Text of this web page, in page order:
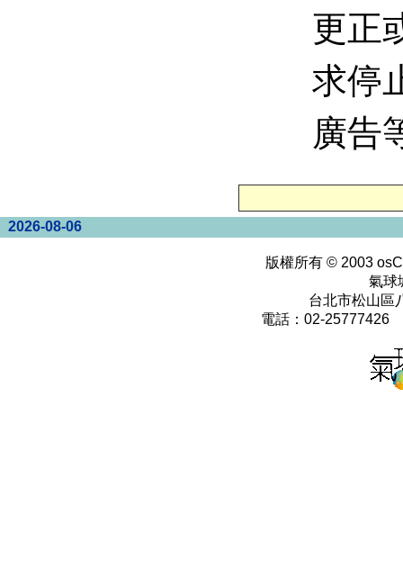
更正
求停
廣告
2026-08-06
版權所有 © 2003
氣球
台北市松山區
電話：02-25777426